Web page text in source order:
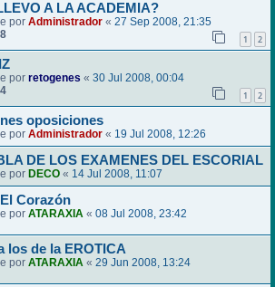
A LA ACADEMIA?
por Administrador « 27 Sep 2008, 21:35
1 2
por retogenes « 30 Jul 2008, 00:04
1 2
oposiciones
por Administrador « 19 Jul 2008, 12:26
DE LOS EXAMENES DEL ESCORIAL
por DECO « 14 Jul 2008, 11:07
Corazón
por ATARAXIA « 08 Jul 2008, 23:42
los de la EROTICA
por ATARAXIA « 29 Jun 2008, 13:24